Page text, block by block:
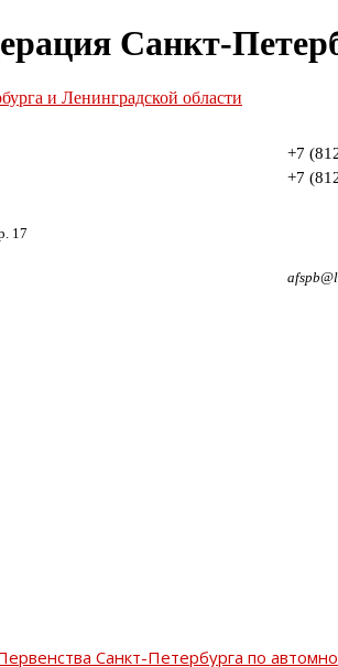
Санкт-
17
+7
+7
Санкт-Петербурга по